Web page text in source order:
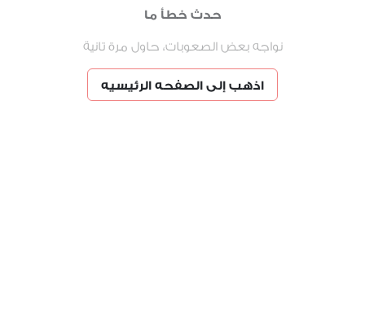
حدث خطأ ما
نواجه بعض الصعوبات، حاول مرة تانية
اذهب إلى الصفحه الرئيسيه